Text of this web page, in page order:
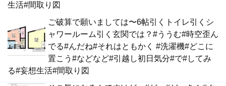
生活#間取り図
ご破算で願いましては〜6帖引くトイレ引くシ
ャワールーム引く玄関では？#ううむ#時空歪ん
でる#んだね#それはともかく #洗濯機#どこに
置こう#などなど#引越し初日気分#で#してみ
る#妄想生活#間取り図